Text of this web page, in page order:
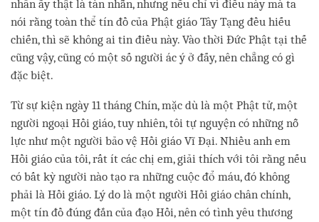
nhân ấy thật là tàn nhẫn, nhưng nếu chỉ vì điều này mà ta
nói rằng toàn thể tín đồ của Phật giáo Tây Tạng đều hiếu
chiến, thì sẽ không ai tin điều này. Vào thời Đức Phật tại thế
cũng vậy, cũng có một số người ác ý ở đấy, nên chẳng có gì
đặc biệt.
Từ sự kiện ngày 11 tháng Chín, mặc dù là một Phật tử, một
người ngoại Hồi giáo, tuy nhiên, tôi tự nguyện có những nỗ
lực như một người bảo vệ Hồi giáo Vĩ Đại. Nhiều anh em
Hồi giáo của tôi, rất ít các chị em, giải thích với tôi rằng nếu
có bất kỳ người nào tạo ra những cuộc đổ máu, đó không
phải là Hồi giáo. Lý do là một người Hồi giáo chân chính,
một tín đồ đúng đắn của đạo Hồi, nên có tình yêu thương